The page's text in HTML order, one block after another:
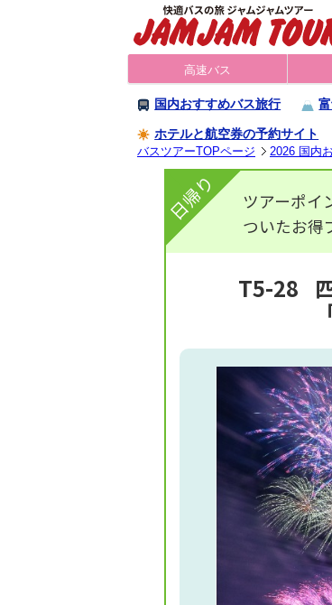
高速バス
国内おすすめバス旅行
ホテルと航空券の予約サイト
バスツアーTOPページ 2026 国内
ツアーポイ
ついたお得
日帰り
T5-28